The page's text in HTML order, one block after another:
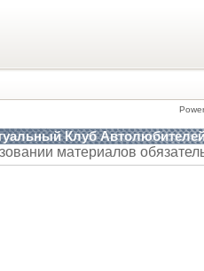
Клуб
материалов